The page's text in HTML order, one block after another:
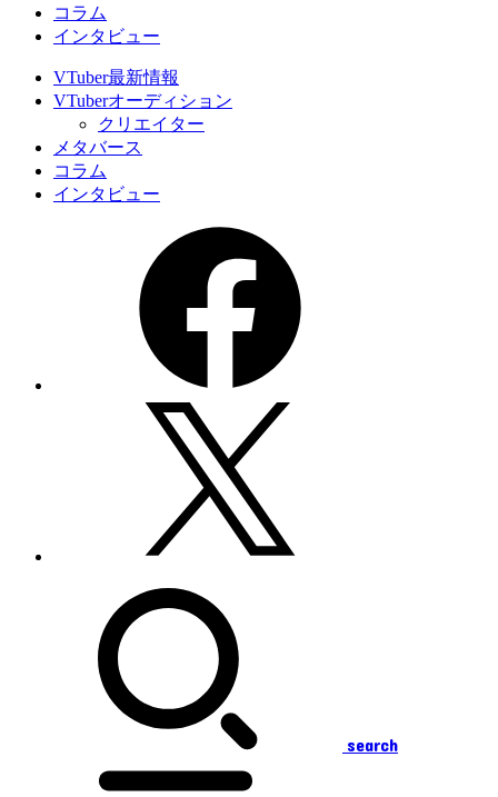
コラム
インタビュー
VTuber最新情報
VTuberオーディション
クリエイター
メタバース
コラム
インタビュー
search